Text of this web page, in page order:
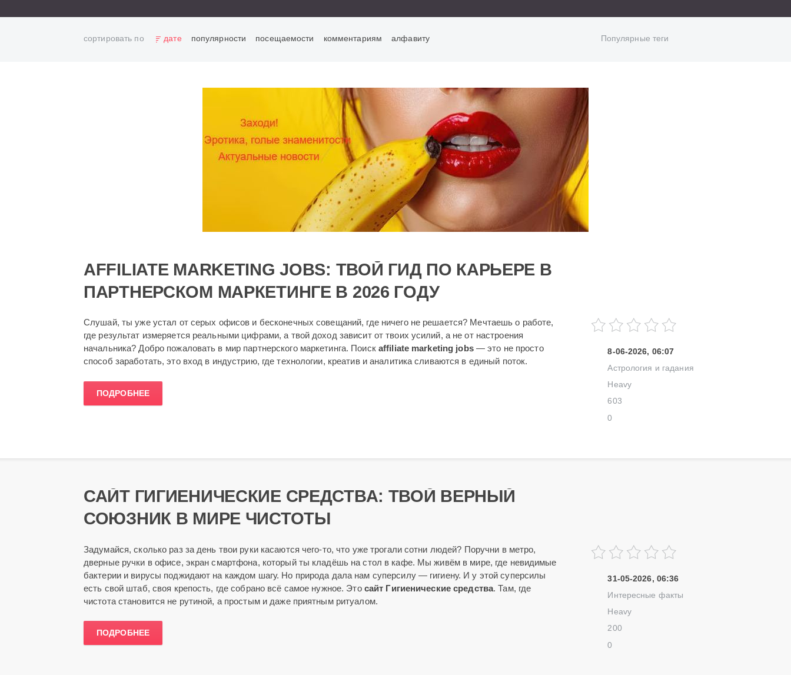
сортировать по дате популярности посещаемости комментариям алфавиту Популярные теги
AFFILIATE MARKETING JOBS: ТВОЙ ГИД ПО КАРЬЕРЕ В
ПАРТНЕРСКОМ МАРКЕТИНГЕ В 2026 ГОДУ
8-06-2026, 06:07
Астрология и гадания
Heavy
603
0
Слушай, ты уже устал от серых офисов и бесконечных совещаний, где ничего не решается? Мечтаешь о работе,
где результат измеряется реальными цифрами, а твой доход зависит от твоих усилий, а не от настроения
начальника? Добро пожаловать в мир партнерского маркетинга. Поиск affiliate marketing jobs— это не просто
способ заработать, это вход в индустрию, где технологии, креатив и аналитика сливаются в единый поток.
ПОДРОБНЕЕ
САЙТ ГИГИЕНИЧЕСКИЕ СРЕДСТВА: ТВОЙ ВЕРНЫЙ
СОЮЗНИК В МИРЕ ЧИСТОТЫ
31-05-2026, 06:36
Интересные факты
Heavy
200
0
Задумайся, сколько раз за день твои руки касаются чего-то, что уже трогали сотни людей? Поручни в метро,
дверные ручки в офисе, экран смартфона, который ты кладёшь на стол в кафе. Мы живём в мире, где невидимые
бактерии и вирусы поджидают на каждом шагу. Но природа дала нам суперсилу — гигиену. И у этой суперсилы
есть свой штаб, своя крепость, где собрано всё самое нужное. Это сайт Гигиенические средства. Там, где
чистота становится не рутиной, а простым и даже приятным ритуалом.
ПОДРОБНЕЕ